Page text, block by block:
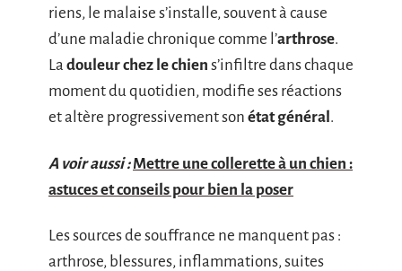
riens, le malaise s’installe, souvent à cause
d’une maladie chronique comme l’arthrose.
La douleur chez le chien s’infiltre dans chaque
moment du quotidien, modifie ses réactions
et altère progressivement son état général.
A voir aussi : Mettre une collerette à un chien :
astuces et conseils pour bien la poser
Les sources de souffrance ne manquent pas :
arthrose, blessures, inflammations, suites